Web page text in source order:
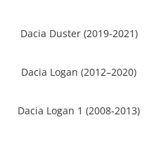
Navigatii Ford
Navigatii Toyota
Dacia Duster (2019-2021)
Dacia Logan (2012–2020)
Dacia Logan 1 (2008-2013)